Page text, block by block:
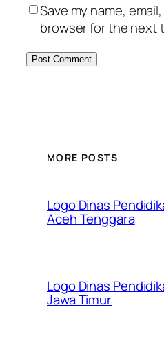
Save my name,
browser for the next
MORE POSTS
Logo Dinas
Aceh Tenggara
Logo Dinas
Jawa Timur